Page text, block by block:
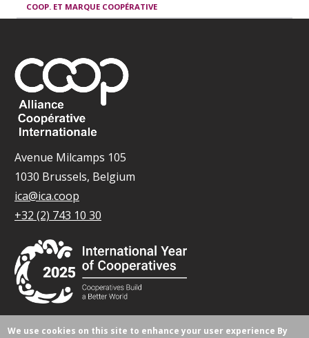
COOP. ET MARQUE COOPÉRATIVE
Avenue Milcamps 105
1030 Brussels, Belgium
ica@ica.coop
+32 (2) 743 10 30
We use cookies on this site to enhance your user experience By